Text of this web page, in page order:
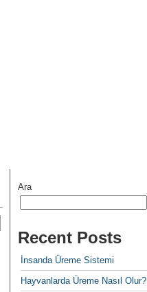
Ara
Recent Posts
İnsanda Üreme Sistemi
Hayvanlarda Üreme Nasıl Olur?